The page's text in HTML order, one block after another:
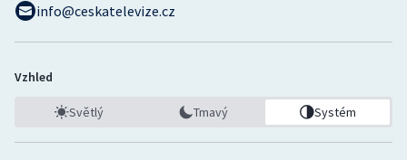
info@ceskatelevize.cz
Vzhled
Světlý Tmavý Systém